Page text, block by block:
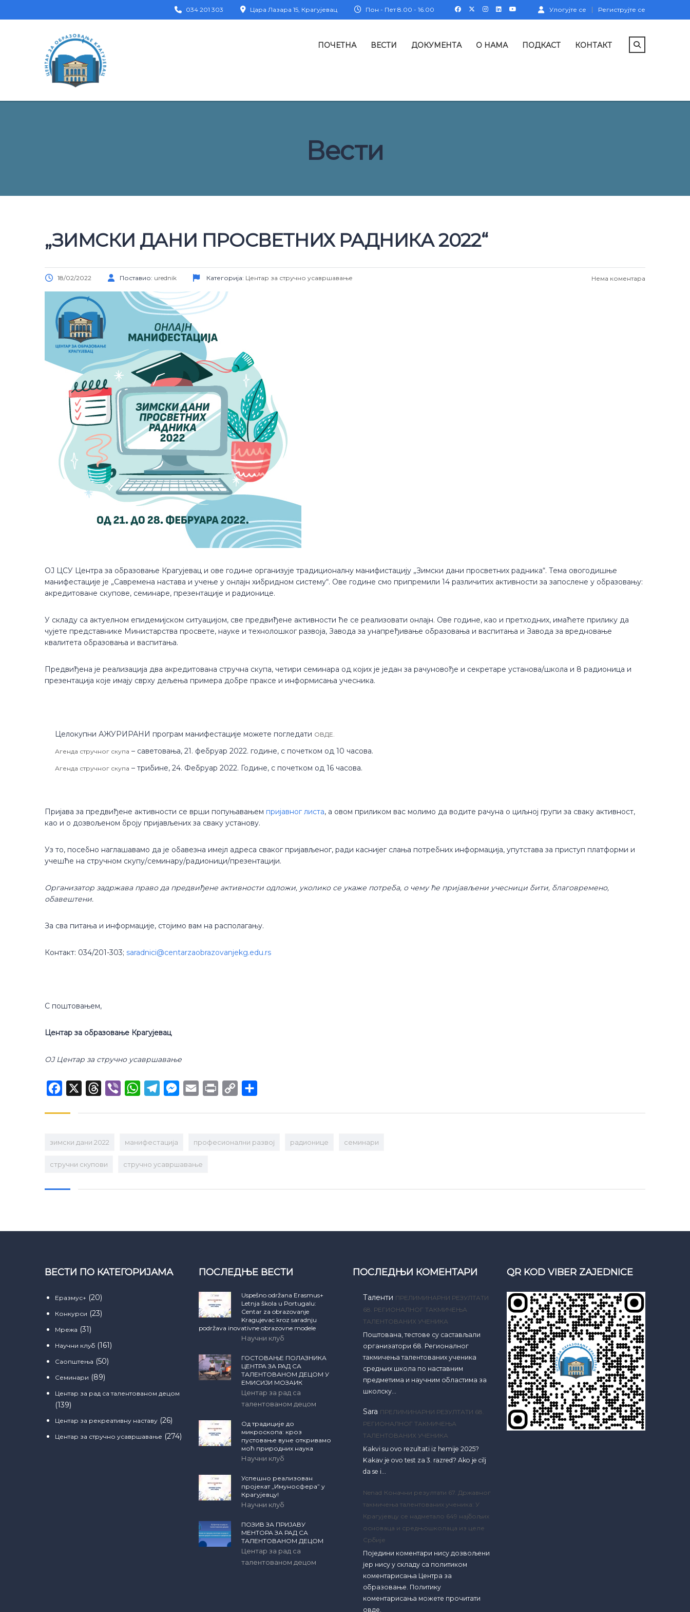
Улогујте се Региструјте се
Пон - Пет 8.00 - 16.00
Цара Лазара 15, Крагујевац
034 201 303
ПОЧЕТНА ВЕСТИ ДОКУМЕНТА О НАМА ПОДКАСТ КОНТАКТ
Вести
„ЗИМСКИ ДАНИ ПРОСВЕТНИХ РАДНИКА 2022“
18/02/2022 Поставио: urednik Категорија: Центар за стручно усавршавање Нема коментара
ОЈ ЦСУ Центра за образовање Крагујевац и ове године организује традиционалну манифистацију „Зимски дани просветних радника“. Тема овогодишње
манифестације је „Савремена настава и учење у онлајн хибридном систему“. Ове године смо припремили 14 различитих активности за запослене у образовању:
акредитоване скупове, семинаре, презентације и радионице.
У складу са актуелном епидемијском ситуацијом, све предвиђене активности ће се реализовати онлајн. Ове године, као и претходних, имаћете прилику да
чујете представнике Министарства просвете, науке и технолошког развоја, Завода за унапређивање образовања и васпитања и Завода за вредновање
квалитета образовања и васпитања.
Предвиђена је реализација два акредитована стручна скупа, четири семинара од којих је један за рачуновође и секретаре установа/школа и 8 радионица и
презентација које имају сврху дељења примера добре праксе и информисања учесника.
Целокупни АЖУРИРАНИ програм манифестације можете погледати ОВДЕ.
Агенда стручног скупа – саветовања, 21. фебруар 2022. године, с почетком од 10 часова.
Агенда стручног скупа – трибине, 24. Фебруар 2022. Године, с почетком од 16 часова.
Пријава за предвиђене активности се врши попуњавањем пријавног листа, а овом приликом вас молимо да водите рачуна о циљној групи за сваку активност,
као и о дозвољеном броју пријављених за сваку установу.
Уз то, посебно наглашавамо да је обавезна имејл адреса сваког пријављеног, ради каснијег слања потребних информација, упутстава за приступ платформи и
учешће на стручном скупу/семинару/радионици/презентацији.
Организатор задржава право да предвиђене активности одложи, уколико се укаже потреба, о чему ће пријављени учесници бити, благовремено,
обавештени.
За сва питања и информације, стојимо вам на располагању.
Контакт: 034/201-303; saradnici@centarzaobrazovanjekg.edu.rs
С поштовањем,
Центар за образовање Крагујевац
ОЈ Центар за стручно усавршавање
Facebook Threads
Viber WhatsAppTelegramMessenger
Email Print
Copy
зимски дани 2022 манифестација професионални развој радионице семинари
стручни скупови стручно усавршавање
ВЕСТИ ПО КАТЕГОРИЈАМА
Еразмус+ (20)
Конкурси (23)
Мрежа (31)
Научни клуб (161)
Саопштења (50)
Семинари (89)
Центар за рад са талентованом децом
(139)
Центар за рекреативну наставу (26)
Центар за стручно усавршавање (274)
ПОСЛЕДЊЕ ВЕСТИ
Uspešno održana Erasmus+
Letnja škola u Portugalu:
Centar za obrazovanje
Kragujevac kroz saradnju
podržava inovativne obrazovne modele
Научни клуб
ГОСТОВАЊЕ ПОЛАЗНИКА
ЦЕНТРА ЗА РАД СА
ТАЛЕНТОВАНОМ ДЕЦОМ У
ЕМИСИЈИ МОЗАИК
Центар за рад са
талентованом децом
Од традиције до
микроскопа: кроз
пустовање вуне откривамо
моћ природних наука
Научни клуб
Успешно реализован
пројекат „Имуносфера” у
Крагујевцу!
Научни клуб
ПОЗИВ ЗА ПРИЈАВУ
МЕНТОРА ЗА РАД СА
ТАЛЕНТОВАНОМ ДЕЦОМ
Центар за рад са
талентованом децом
ПОСЛЕДЊИ КОМЕНТАРИ
Таленти ПРЕЛИМИНАРНИ РЕЗУЛТАТИ
68. РЕГИОНАЛНОГ ТАКМИЧЕЊА
ТАЛЕНТОВАНИХ УЧЕНИКА
Поштована, тестове су састављали
организатори 68. Регионалног
такмичења талентованих ученика
средњих школа по наставним
предметима и научним областима за
школску…
Sara ПРЕЛИМИНАРНИ РЕЗУЛТАТИ 68.
РЕГИОНАЛНОГ ТАКМИЧЕЊА
ТАЛЕНТОВАНИХ УЧЕНИКА
Kakvi su ovo rezultati iz hemije 2025?
Kakav je ovo test za 3. razred? Ako je cilj
da se i…
Nenad Коначни резултати 67. Државног
такмичења талентованих ученика: У
Крагујевцу се надметало 649 најбољих
основаца и средњошколаца из целе
Србије
Поједини коментари нису дозвољени
јер нису у складу са политиком
коментарисања Центра за
образовање. Политику
коментарисања можете прочитати
овде.
QR KOD VIBER ZAJEDNICE